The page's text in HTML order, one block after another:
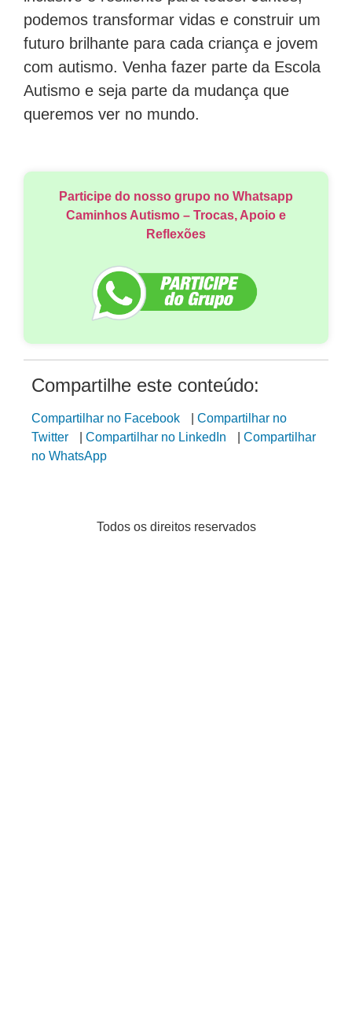
podemos transformar vidas e construir um
futuro brilhante para cada criança e jovem
com autismo. Venha fazer parte da Escola
Autismo e seja parte da mudança que
queremos ver no mundo.
Participe do nosso grupo no Whatsapp
Caminhos Autismo – Trocas, Apoio e
Reflexões
Compartilhe este conteúdo:
Compartilhar no Facebook
Compartilhar no
Twitter
Compartilhar no LinkedIn
Compartilhar
no WhatsApp
Todos os direitos reservados